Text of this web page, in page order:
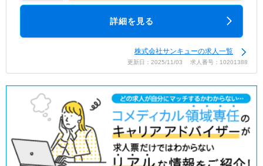
詳細を見る
株式会社サンキューの求人一覧
更新日：2025/11/03 求人番号：10201388